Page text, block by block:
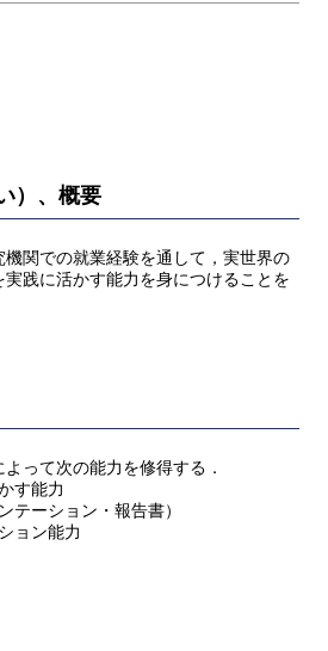
）、概要
関での就業経験を通して，実世界の
実践に活かす能力を身につけることを
って次の能力を修得する．
す能力
テーション・報告書）
ョン能力